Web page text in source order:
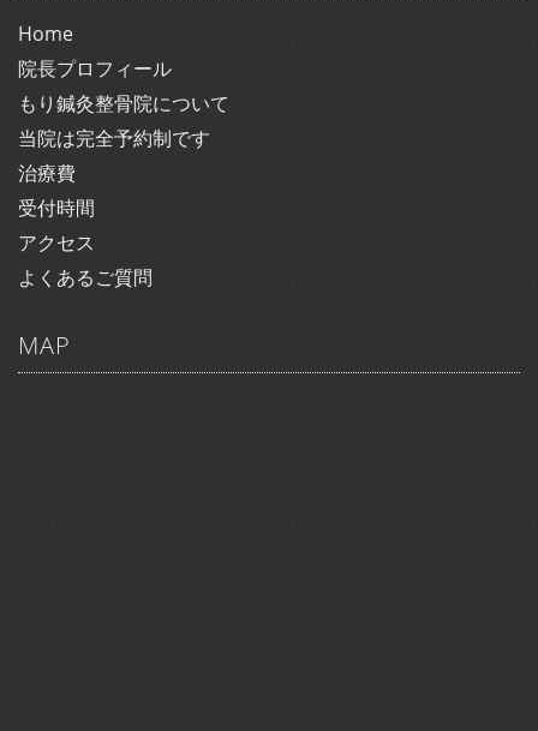
Home
院長プロフィール
もり鍼灸整骨院について
当院は完全予約制です
治療費
受付時間
アクセス
よくあるご質問
MAP